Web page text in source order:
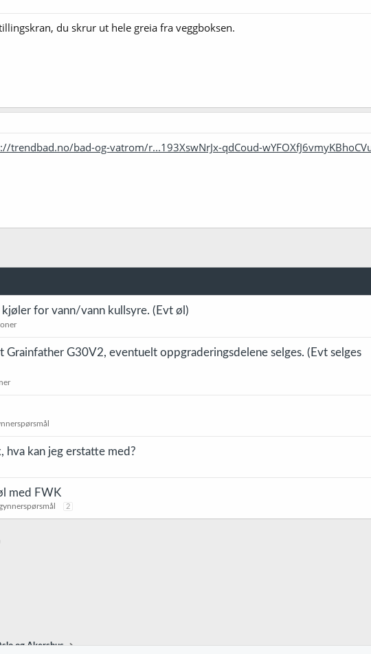
du skrur ut hele greia fra veggboksen.
trendbad.no/bad-og-vatrom/r...193XswNrJx-qdCoud-
kjøler for vann/vann kullsyre. (Evt øl)
G30V2, eventuelt oppgraderingsdelene selges. (Evt selges
hva kan jeg erstatte med?
med FWK
2
og Akershus